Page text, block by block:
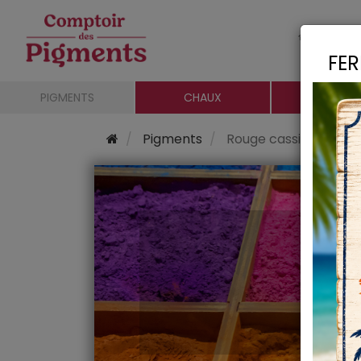
PIGMENTS CHAUX
Pigments Rouge cassis oxyde